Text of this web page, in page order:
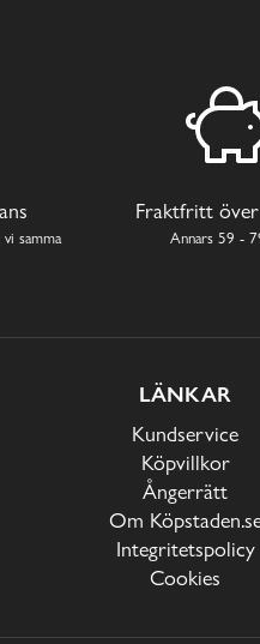
samma
Fraktfritt
Annars 59 -
LÄNKAR
Kundservice
Köpvillkor
Ångerrätt
Om
Integritetspolicy
Cookies